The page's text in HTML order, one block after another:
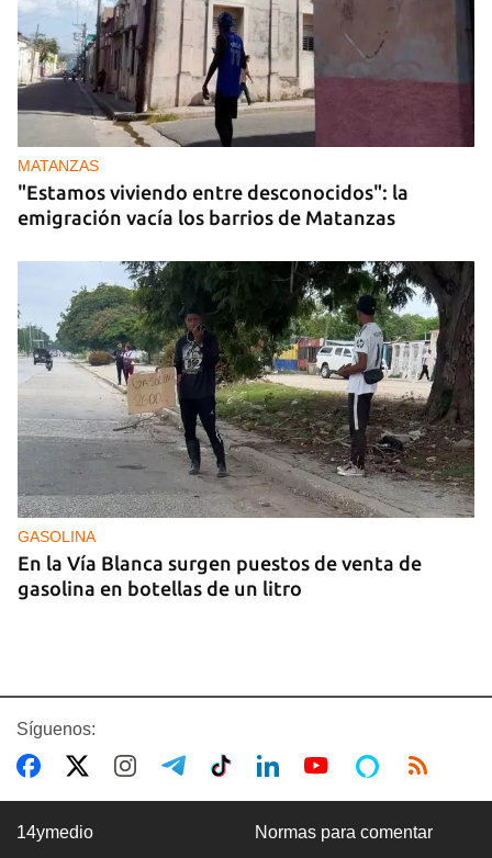
MATANZAS
"Estamos viviendo entre desconocidos": la
emigración vacía los barrios de Matanzas
GASOLINA
En la Vía Blanca surgen puestos de venta de
gasolina en botellas de un litro
Síguenos:
14ymedio Normas para comentar